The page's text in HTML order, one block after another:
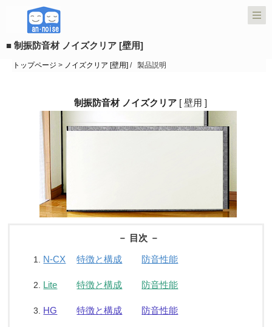
■ 制振防音材 ノイズクリア [壁用]
トップページ > ノイズクリア [壁用] / 製品説明
制振防音材 ノイズクリア [ 壁用 ]
－ 目次 －
1. N-CX 特徴と構成 防音性能
2. Lite 特徴と構成 防音性能
3. HG 特徴と構成 防音性能